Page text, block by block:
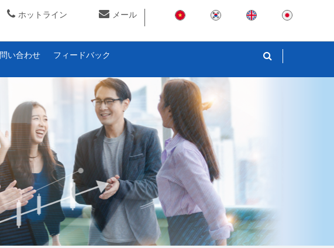
ホットライン メール
問い合わせ フィードバック